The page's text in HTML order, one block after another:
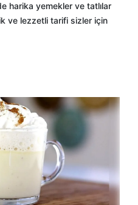
harika yemekler ve tatlılar
ve lezzetli tarifi sizler için